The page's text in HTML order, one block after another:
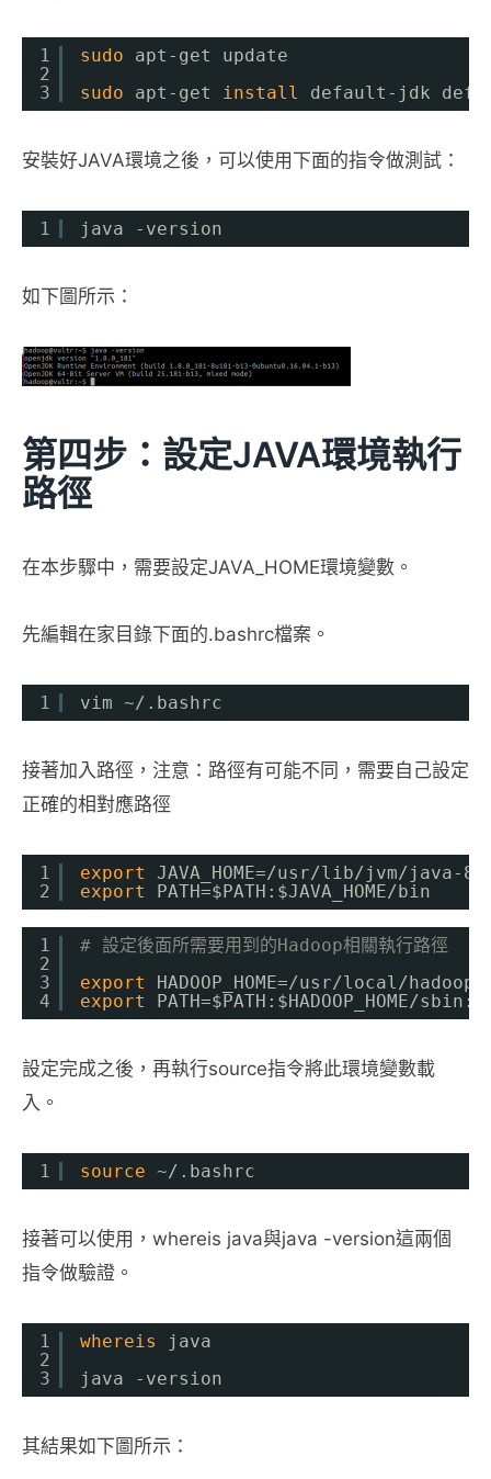
1
2
3
sudo
apt-get update
sudo
apt-get install default-jdk
安裝好JAVA環境之後，可以使用下面的指令做測試：
1 java -version
如下圖所示：
第四步：設定JAVA環境執行
路徑
在本步驟中，需要設定JAVA_HOME環境變數。
先編輯在家目錄下面的.bashrc檔案。
1 vim ~/.bashrc
接著加入路徑，注意：路徑有可能不同，需要自己設定
正確的相對應路徑
1
2
export JAVA_HOME=/usr/lib/jvm/java-8-
export
PATH=$PATH:$JAVA_HOME/bin
1
2
3
4
# 設定後面所需要用到的Hadoop相關執行路徑
export
HADOOP_HOME=/usr/local/hadoop
export
PATH=$PATH:$HADOOP_HOME/sbin
設定完成之後，再執行source指令將此環境變數載
入。
1 source ~/.bashrc
接著可以使用，whereis java與java -version這兩個
指令做驗證。
1
2
3
whereis
java
java -version
其結果如下圖所示：